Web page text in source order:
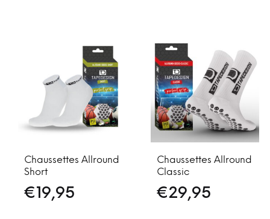
Chaussettes Allround
Short
€ 19,95
Chaussettes Allround
Classic
€29,95